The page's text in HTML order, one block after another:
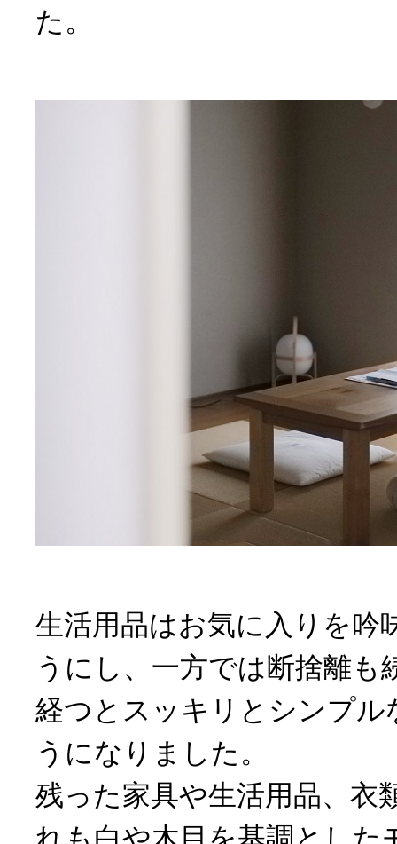
た。
生活用品はお気に入りを吟
うにし、一方では断捨離も
経つとスッキリとシンプル
うになりました。
残った家具や生活用品、衣